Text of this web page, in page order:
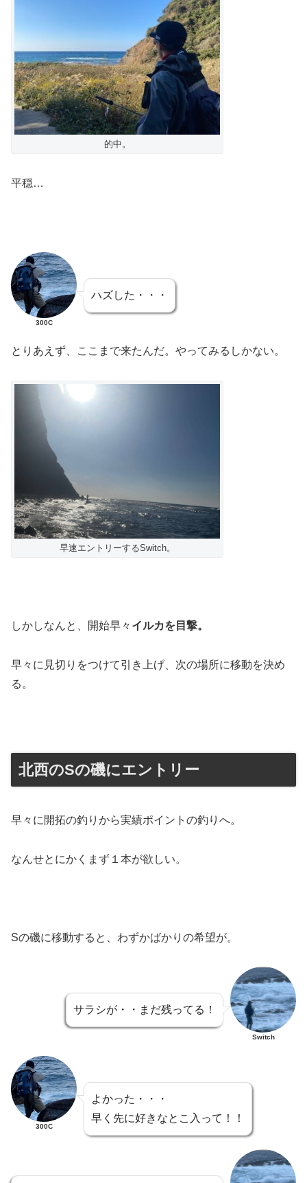
的中。
平穏…
300C
ハズした・・・
とりあえず、ここまで来たんだ。やってみるしかない。
早速エントリーするSwitch。
しかしなんと、開始早々 イルカを目撃。
早々に見切りをつけて引き上げ、次の場所に移動を決め
る。
北西のSの磯にエントリー
早々に開拓の釣りから実績ポイントの釣りへ。
なんせとにかくまず１本が欲しい。
Sの磯に移動すると、わずかばかりの希望が。
サラシが・・まだ残ってる！
Switch
300C
よかった・・・
早く先に好きなとこ入って！！